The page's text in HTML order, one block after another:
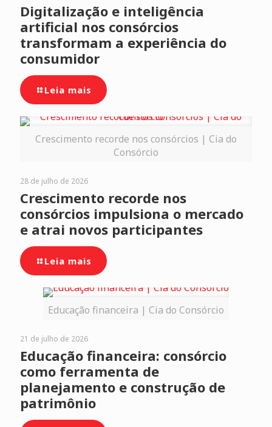
Digitalização e inteligência
artificial nos consórcios
transformam a experiência do
consumidor
Leia mais
Crescimento recorde nos consórcios | Cia do
Consórcio
28 de julho de 2026
Crescimento recorde nos
consórcios impulsiona o mercado
e atrai novos participantes
Leia mais
Educação financeira | Cia do Consórcio
21 de julho de 2026
Educação financeira: consórcio
como ferramenta de
planejamento e construção de
patrimônio